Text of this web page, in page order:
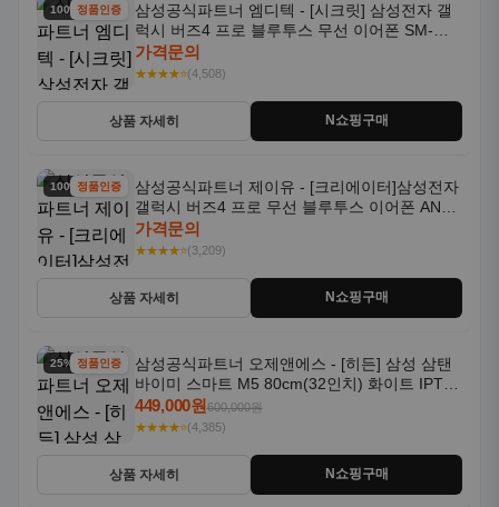
100% 할인
정품인증
삼성공식파트너 엠디텍 - [시크릿] 삼성전자 갤
럭시 버즈4 프로 블루투스 무선 이어폰 SM-
R640N
가격문의
★★★★⭐(4,508)
상품 자세히 N쇼핑구매
100% 할인
정품인증
삼성공식파트너 제이유 - [크리에이터]삼성전자
갤럭시 버즈4 프로 무선 블루투스 이어폰 ANC
SM-R640N
가격문의
★★★★⭐(3,209)
상품 자세히 N쇼핑구매
25% 할인정품인증
삼성공식파트너 오제앤에스 - [히든] 삼성 삼탠
바이미 스마트 M5 80cm(32인치) 화이트 IPTV
OTT 패키지
449,000원600,000원
★★★★⭐(4,385)
상품 자세히 N쇼핑구매